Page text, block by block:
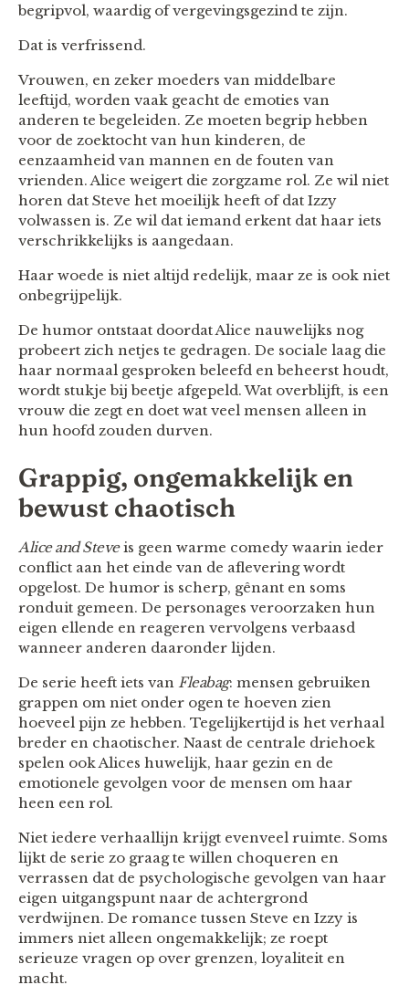
begripvol, waardig of vergevingsgezind te zijn.
Dat is verfrissend.
Vrouwen, en zeker moeders van middelbare
leeftijd, worden vaak geacht de emoties van
anderen te begeleiden. Ze moeten begrip hebben
voor de zoektocht van hun kinderen, de
eenzaamheid van mannen en de fouten van
vrienden. Alice weigert die zorgzame rol. Ze wil niet
horen dat Steve het moeilijk heeft of dat Izzy
volwassen is. Ze wil dat iemand erkent dat haar iets
verschrikkelijks is aangedaan.
Haar woede is niet altijd redelijk, maar ze is ook niet
onbegrijpelijk.
De humor ontstaat doordat Alice nauwelijks nog
probeert zich netjes te gedragen. De sociale laag die
haar normaal gesproken beleefd en beheerst houdt,
wordt stukje bij beetje afgepeld. Wat overblijft, is een
vrouw die zegt en doet wat veel mensen alleen in
hun hoofd zouden durven.
Grappig, ongemakkelijk en
bewust chaotisch
Alice and Steveis geen warme comedy waarin ieder
conflict aan het einde van de aflevering wordt
opgelost. De humor is scherp, gênant en soms
ronduit gemeen. De personages veroorzaken hun
eigen ellende en reageren vervolgens verbaasd
wanneer anderen daaronder lijden.
De serie heeft iets van Fleabag: mensen gebruiken
grappen om niet onder ogen te hoeven zien
hoeveel pijn ze hebben. Tegelijkertijd is het verhaal
breder en chaotischer. Naast de centrale driehoek
spelen ook Alices huwelijk, haar gezin en de
emotionele gevolgen voor de mensen om haar
heen een rol.
Niet iedere verhaallijn krijgt evenveel ruimte. Soms
lijkt de serie zo graag te willen choqueren en
verrassen dat de psychologische gevolgen van haar
eigen uitgangspunt naar de achtergrond
verdwijnen. De romance tussen Steve en Izzy is
immers niet alleen ongemakkelijk; ze roept
serieuze vragen op over grenzen, loyaliteit en
macht.